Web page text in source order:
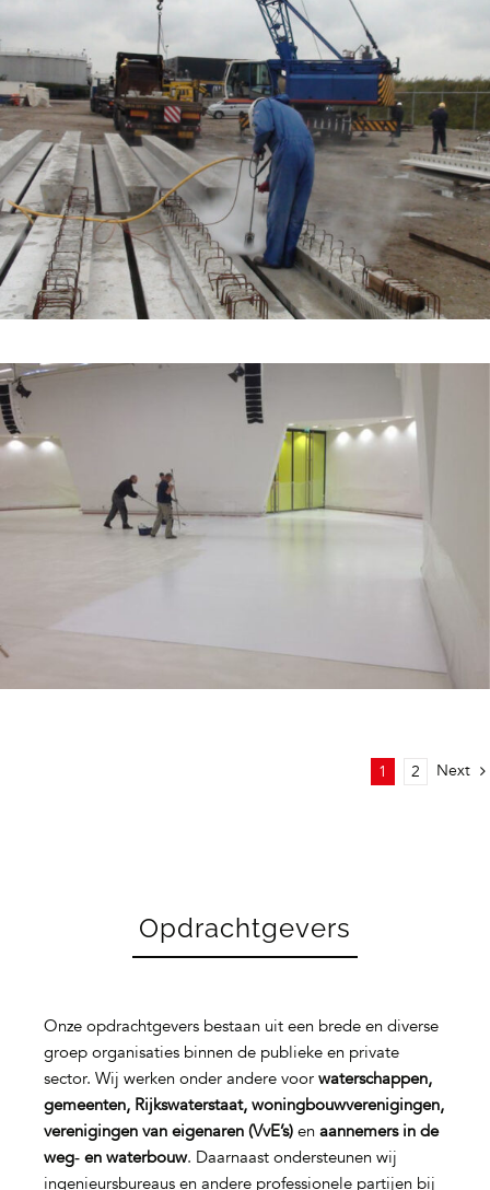
1 2 Next
Opdrachtgevers
Onze opdrachtgevers bestaan uit een brede en diverse
groep organisaties binnen de publieke en private
sector. Wij werken onder andere voor waterschappen,
gemeenten, Rijkswaterstaat, woningbouwverenigingen,
verenigingen van eigenaren (VvE’s)en aannemers in de
weg‑ en waterbouw. Daarnaast ondersteunen wij
ingenieursbureaus en andere professionele partijen bij